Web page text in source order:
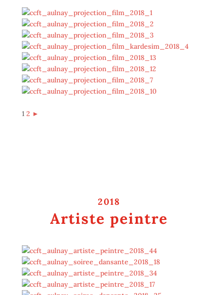
1 2 ►
2018
Artiste peintre